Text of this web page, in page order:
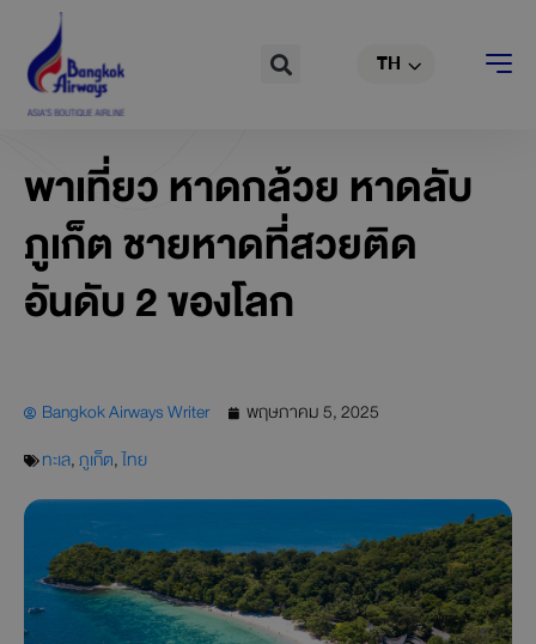
content
Search TH
CN
พาเที่ยว หาดกล้วย หาดลับ
ภูเก็ต ชายหาดที่สวยติด
อันดับ 2 ของโลก
Bangkok Airways Writer
พฤษภาคม 5, 2025
ทะเล,ภูเก็ต,ไทย